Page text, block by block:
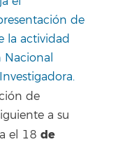
de
la actividad
de
a su
el 18 de